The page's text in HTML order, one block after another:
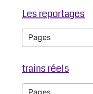
Les reportages
trains réels